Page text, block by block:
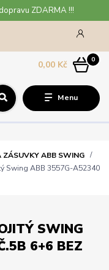
ZDARMA !!!
Menu
0
0,00 Kč
ZÁSUVKY ABB SWING
Swing ABB 3557G-A52340
SWING
6+6 BEZ